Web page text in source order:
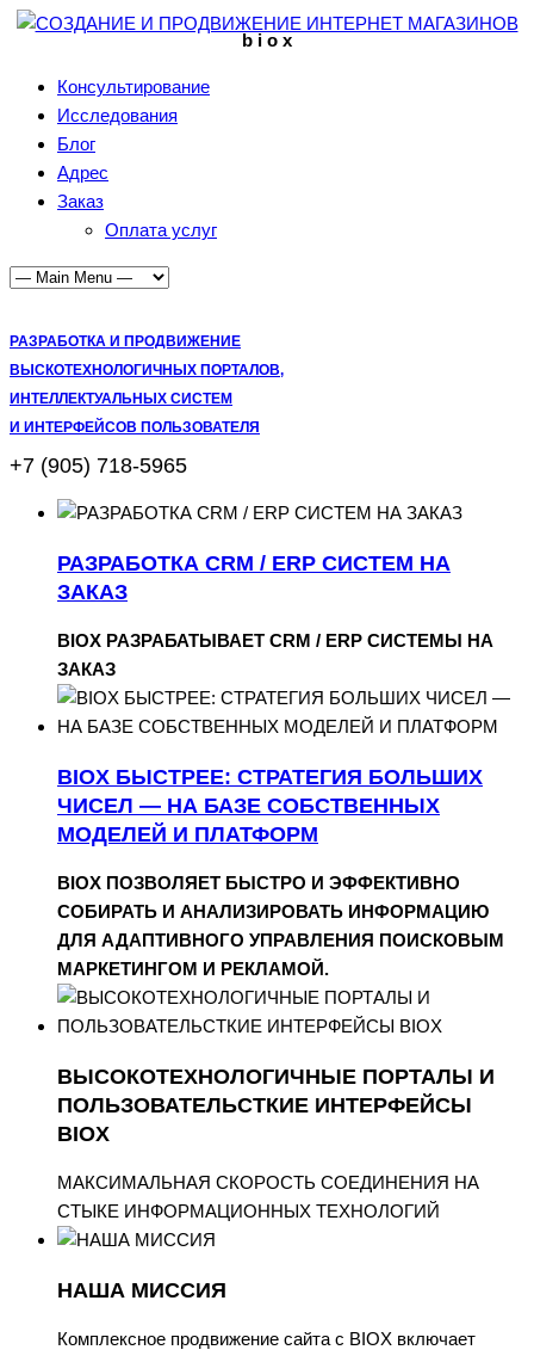
b i o x
Консультирование
Исследования
Блог
Адрес
Заказ
Оплата услуг
РАЗРАБОТКА И ПРОДВИЖЕНИЕ
ВЫСКОТЕХНОЛОГИЧНЫХ ПОРТАЛОВ,
ИНТЕЛЛЕКТУАЛЬНЫХ СИСТЕМ
И ИНТЕРФЕЙСОВ ПОЛЬЗОВАТЕЛЯ
+7 (905) 718-5965
РАЗРАБОТКА CRM / ERP СИСТЕМ НА
ЗАКАЗ
BIOX РАЗРАБАТЫВАЕТ CRM / ERP СИСТЕМЫ НА
ЗАКАЗ
BIOX БЫСТРЕЕ: СТРАТЕГИЯ БОЛЬШИХ
ЧИСЕЛ — НА БАЗЕ СОБСТВЕННЫХ
МОДЕЛЕЙ И ПЛАТФОРМ
BIOX ПОЗВОЛЯЕТ БЫСТРО И ЭФФЕКТИВНО
СОБИРАТЬ И АНАЛИЗИРОВАТЬ ИНФОРМАЦИЮ
ДЛЯ АДАПТИВНОГО УПРАВЛЕНИЯ ПОИСКОВЫМ
МАРКЕТИНГОМ И РЕКЛАМОЙ.
ВЫСОКОТЕХНОЛОГИЧНЫЕ ПОРТАЛЫ И
ПОЛЬЗОВАТЕЛЬСТКИЕ ИНТЕРФЕЙСЫ
BIOX
МАКСИМАЛЬНАЯ СКОРОСТЬ СОЕДИНЕНИЯ НА
СТЫКЕ ИНФОРМАЦИОННЫХ ТЕХНОЛОГИЙ
НАША МИССИЯ
Комплексное продвижение сайта с BIOX включает